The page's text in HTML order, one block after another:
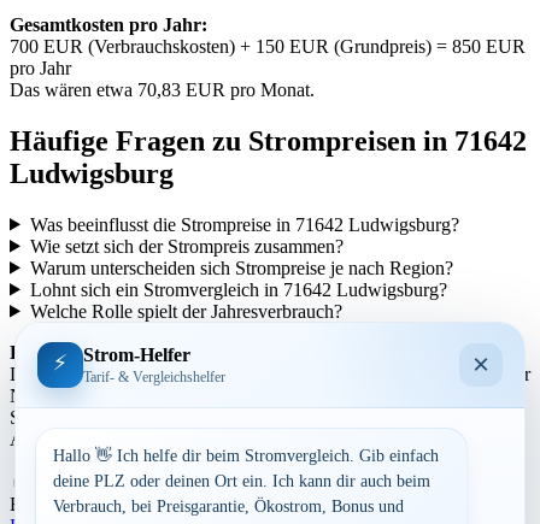
Gesamtkosten pro Jahr:
700 EUR (Verbrauchskosten) + 150 EUR (Grundpreis) = 850 EUR
pro Jahr
Das wären etwa 70,83 EUR pro Monat.
Häufige Fragen zu Strompreisen in 71642
Ludwigsburg
Was beeinflusst die Strompreise in 71642 Ludwigsburg?
Wie setzt sich der Strompreis zusammen?
Warum unterscheiden sich Strompreise je nach Region?
Lohnt sich ein Stromvergleich in 71642 Ludwigsburg?
Welche Rolle spielt der Jahresverbrauch?
Regionale Unterschiede:
Die Strompreise variieren je nach Region aufgrund unterschiedlicher
Netzentgelte und Steuern. In städtischen Gebieten können die
Strompreise tendenziell höher sein als in ländlicheren Gegenden.
Auch die Anbieterstruktur kann sich regional unterscheiden.
Aufrufe: 398
By
Dominik Laube27. Juli 2026 Baden-Württemberg
⚡ Strom-Helfer
Tarif- & Vergleichshelfer ×
Hallo 👋 Ich helfe dir beim Stromvergleich. Gib einfach
deine PLZ oder deinen Ort ein. Ich kann dir auch beim
Verbrauch, bei Preisgarantie, Ökostrom, Bonus und